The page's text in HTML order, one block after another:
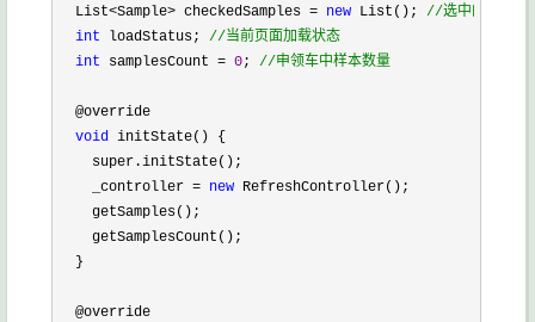
  List<Sample> checkedSamples =
new List(); //选中的样本集
int loadStatus; //当前页面加载状态
int samplesCount = 0; //申领车中样本数量
  @override
void initState() {
    super.initState();
    _controller
= new RefreshController();
    getSamples();
    getSamplesCount();
  }
  @override